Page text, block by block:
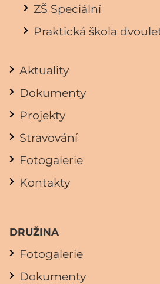
ZŠ Speciální
Praktická škola
Aktuality
Dokumenty
Projekty
Stravování
Fotogalerie
Kontakty
DRUŽINA
Fotogalerie
Dokumenty